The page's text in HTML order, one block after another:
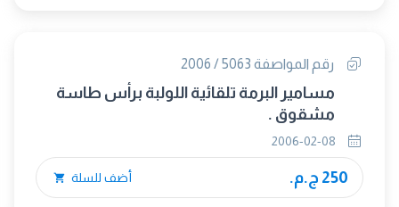
رقم المواصفة 5063 / 2006
مسامير البرمة تلقائية اللولبة برأس طاسة
مشقوق .
250 ج.م. أضف للسلة